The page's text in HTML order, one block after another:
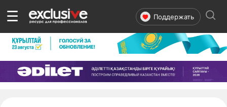
☰ Поддержать